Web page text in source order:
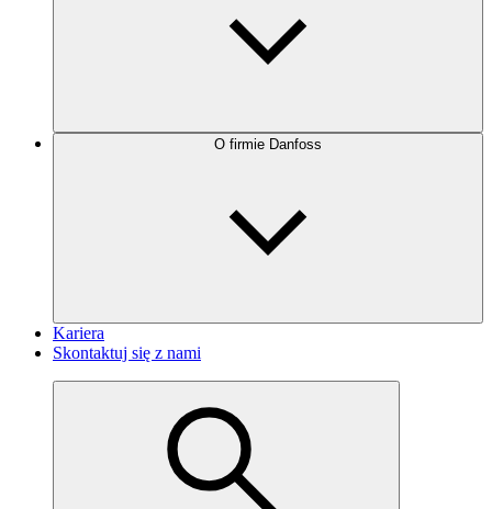
O firmie Danfoss
Kariera
Skontaktuj się z nami